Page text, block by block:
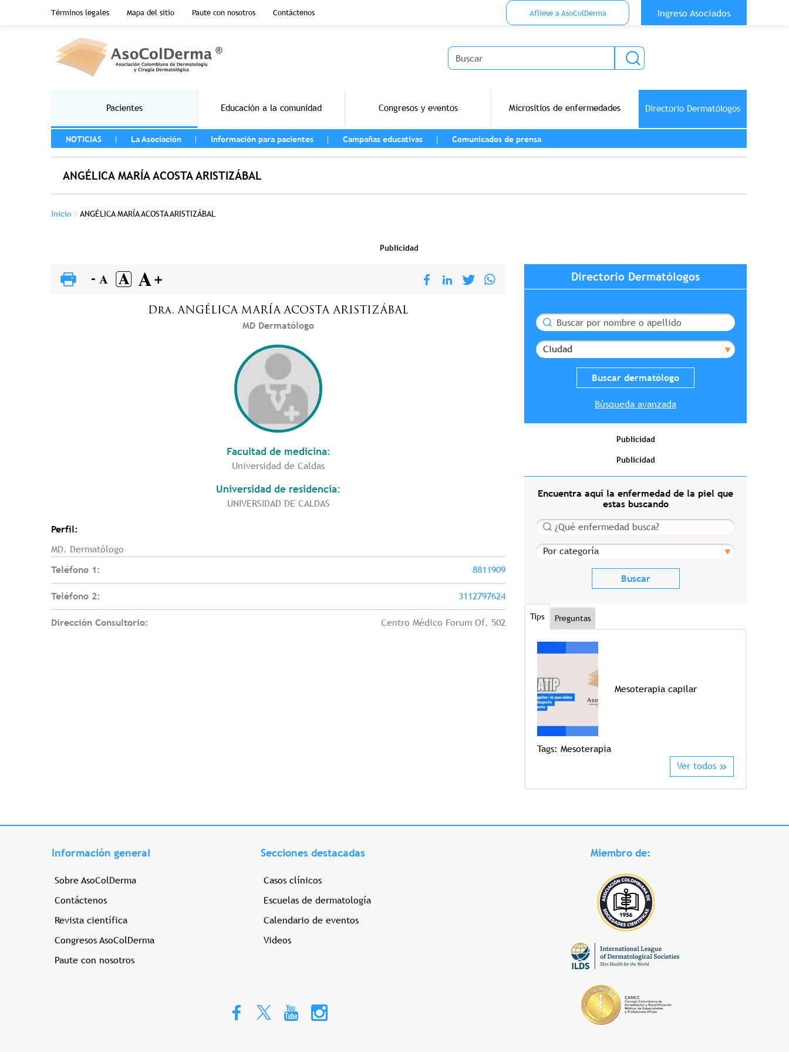
Pasar al contenido principal
Términos legales
Mapa del sitio Paute con nosotros Contáctenos
Menu Top Anónimo
Aflíese a AsoColDerma
Ingreso Asociados
Buscar
Pacientes Educación a la comunidad Congresos y eventos Micrositios de enfermedades Directorio Dermatólogos
MENU LEFT
NOTICIAS
La Asociación Información para pacientes Campañas educativas Comunicados de prensa
ANGÉLICA MARÍA ACOSTA ARISTIZÁBAL
Sobrescribir enlaces de ayuda a la navegación
Inicio ANGÉLICA MARÍA ACOSTA ARISTIZÁBAL
Publicidad
Dra. ANGÉLICA MARÍA ACOSTA ARISTIZÁBAL
MD Dermatólogo
Facultad de medicina:
Universidad de Caldas
Universidad de residencia:
UNIVERSIDAD DE CALDAS
Perfil:
MD. Dermatólogo
Teléfono 1:
8811909
Teléfono 2: 3112797624
Dirección Consultorio: Centro Médico Forum Of. 502
Directorio Dermatólogos
Buscar
Ciudad
Búsqueda avanzada
Publicidad
Publicidad
Encuentra aquí la enfermedad de la piel que
estas buscando
Buscar
Por categoría
Tips Preguntas
Mesoterapia capilar
Tags: Mesoterapia
Ver todos
Información general
Sobre AsoColDerma
Contáctenos
Revista científica
Congresos AsoColDerma
Paute con nosotros
Secciones destacadas
Casos clínicos
Escuelas de dermatología
Calendario de eventos
Videos
Miembro de: